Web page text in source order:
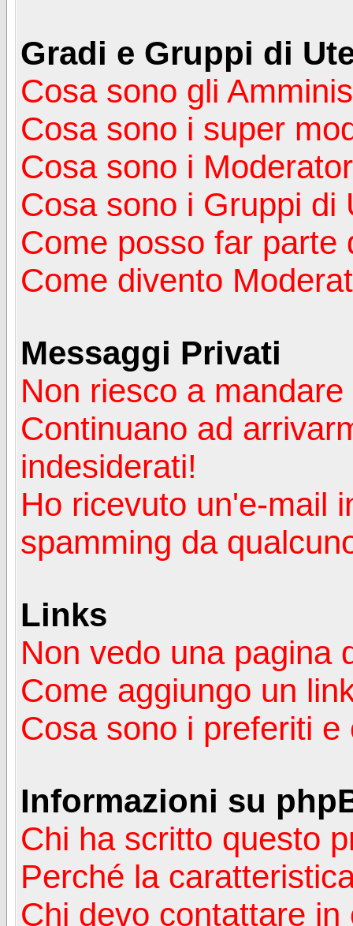
Gradi e Gruppi di
Cosa sono gli
Cosa sono i super
Cosa sono i
Cosa sono i Gruppi di
Come posso far parte
Come divento
Messaggi Privati
Non riesco a
Continuano ad
indesiderati!
Ho ricevuto un'e-mail
spamming da
Links
Non vedo una pagina
Come aggiungo un
Cosa sono i preferiti
Informazioni su
Chi ha scritto questo
Perché la
Chi devo contattare